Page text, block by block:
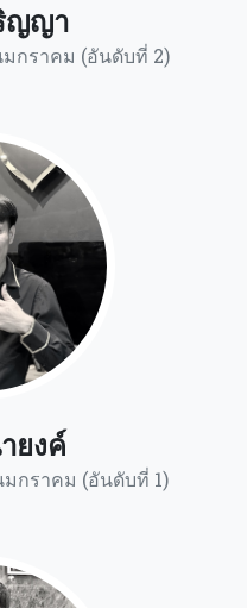
ญญา
มกราคม (อันดับที่ 2)
ยงค์
มกราคม (อันดับที่ 1)